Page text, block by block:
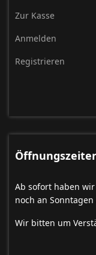
Zur Kasse
Anmelden
Registrieren
Ab sofort haben
noch an
Wir bitten um